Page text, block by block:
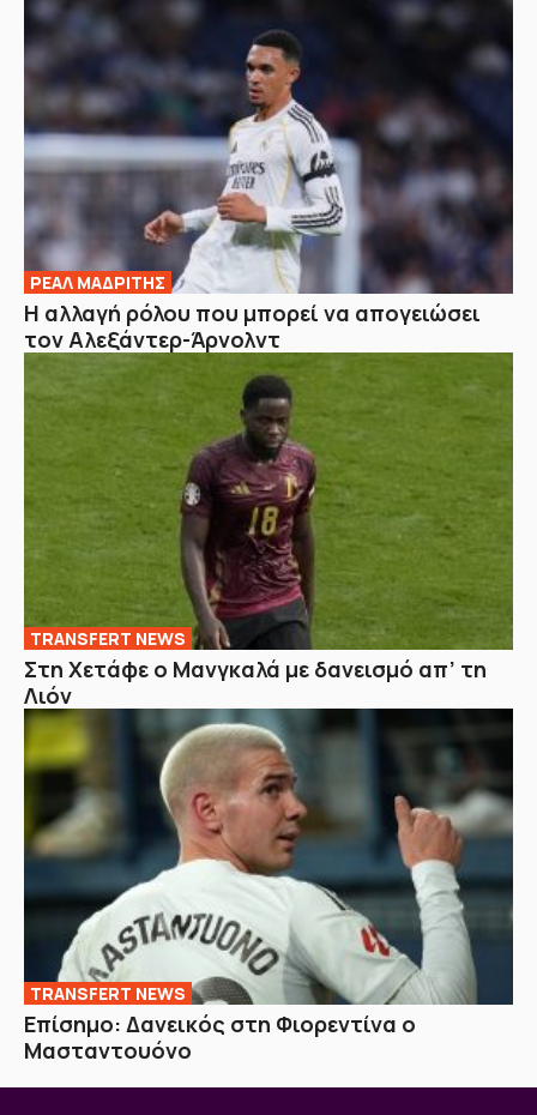
ΡΕΑΛ ΜΑΔΡΙΤΗΣ
Η αλλαγή ρόλου που μπορεί να απογειώσει
τον Αλεξάντερ-Άρνολντ
TRANSFERT NEWS
Στη Χετάφε ο Μανγκαλά με δανεισμό απ’ τη
Λιόν
TRANSFERT NEWS
Επίσημο: Δανεικός στη Φιορεντίνα ο
Μασταντουόνο